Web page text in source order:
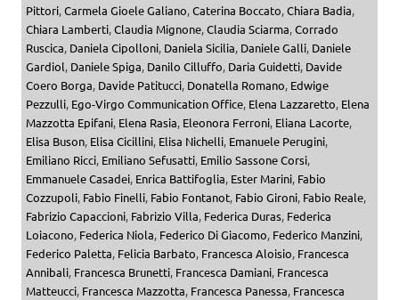
Pittori,Carmela Gioele Galiano,Caterina Boccato,Chiara Badia,
Chiara Lamberti,Claudia Mignone,Claudia Sciarma,Corrado
Ruscica, Daniela Cipolloni, Daniela Sicilia, Daniele Galli, Daniele
Gardiol, Daniele Spiga, Danilo Cilluffo, Daria Guidetti, Davide
Coero Borga, Davide Patitucci, Donatella Romano, Edwige
Pezzulli, Ego-Virgo Communication Office, Elena Lazzaretto, Elena
Mazzotta Epifani, Elena Rasia, Eleonora Ferroni, Eliana Lacorte,
Elisa Buson, Elisa Cicillini, Elisa Nichelli, Emanuele Perugini,
Emiliano Ricci, Emiliano Sefusatti, Emilio Sassone Corsi,
Emmanuele Casadei, Enrica Battifoglia, Ester Marini, Fabio
Cozzupoli, Fabio Finelli, Fabio Fontanot, Fabio Gironi, Fabio Reale,
Fabrizio Capaccioni, Fabrizio Villa, Federica Duras, Federica
Loiacono, Federica Niola, Federico Di Giacomo, Federico Manzini,
Federico Paletta, Felicia Barbato, Francesca Aloisio, Francesca
Annibali, Francesca Brunetti, Francesca Damiani, Francesca
Matteucci, Francesca Mazzotta, Francesca Panessa, Francesca